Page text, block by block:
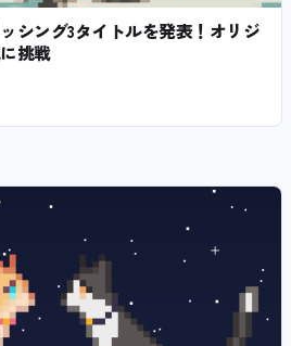
シング3タイトルを発表！オリジ
挑戦